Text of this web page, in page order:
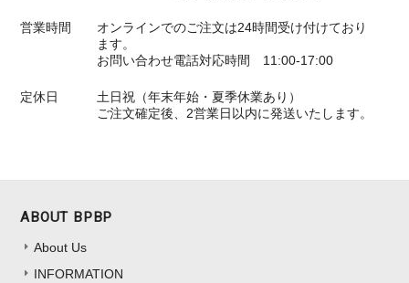
営業時間
オンラインでのご注文は24時間受け付けており
ます。
お問い合わせ電話対応時間 11:00-17:00
定休日
土日祝（年末年始・夏季休業あり）
ご注文確定後、2営業日以内に発送いたします。
ABOUT BPBP
About Us
INFORMATION